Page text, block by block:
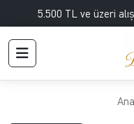
5.500 TL ve üzeri